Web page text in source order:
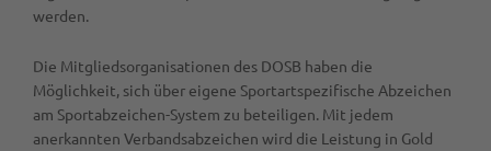
werden.
Die Mitgliedsorganisationen des DOSB haben die
Möglichkeit, sich über eigene Sportartspezifische Abzeichen
am Sportabzeichen-System zu beteiligen. Mit jedem
anerkannten Verbandsabzeichen wird die Leistung in Gold